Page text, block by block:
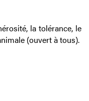
la tolérance, le
(ouvert à tous).